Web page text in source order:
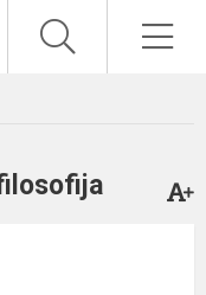
filosofija